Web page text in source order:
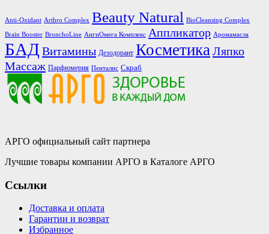
Anti-Oxidant Arthro Complex Beauty Natural BioCleansing Complex
Brain Booster BronchoLine АнгиОмега Комплекс Аппликатор Аромамасла
БАД Витамины Дезодорант Косметика Ляпко
Массаж Парфюмерия Пенталис Скраб
АРГО официальный сайт партнера
Лучшие товары компании АРГО в Каталоге АРГО
Ссылки
Доставка и оплата
Гарантии и возврат
Избранное